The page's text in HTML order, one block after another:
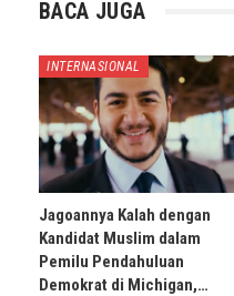
BACA JUGA
INTERNASIONAL
Jagoannya Kalah dengan
Kandidat Muslim dalam
Pemilu Pendahuluan
Demokrat di Michigan,…